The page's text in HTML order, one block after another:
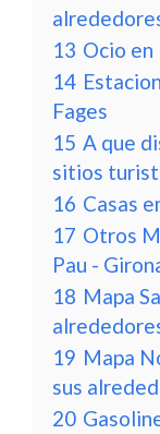
13 Ocio en
14
Fages
15 A que
sitios
16 Casas
17 Otros
Pau -
18 Mapa
19 Mapa
sus
20